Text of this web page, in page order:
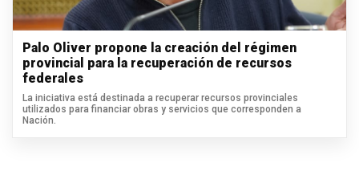
Palo Oliver propone la creación del régimen
provincial para la recuperación de recursos
federales
La iniciativa está destinada a recuperar recursos provinciales
utilizados para financiar obras y servicios que corresponden a
Nación.